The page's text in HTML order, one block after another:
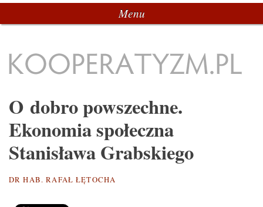
Menu
O dobro powszechne.
Ekonomia społeczna
Stanisława Grabskiego
DR HAB. RAFAŁ ŁĘTOCHA